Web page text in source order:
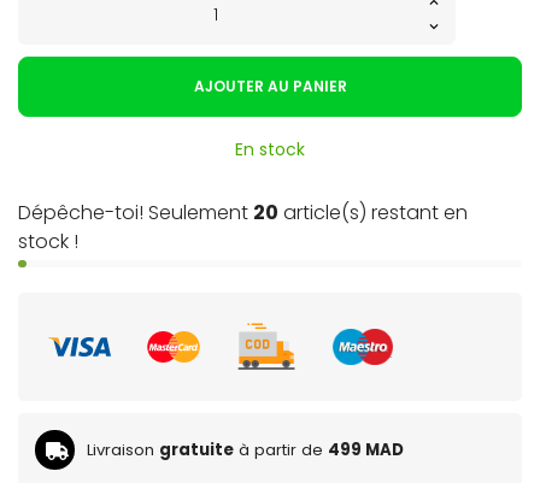
AJOUTER AU PANIER
En stock
Dépêche-toi! Seulement 20 article(s) restant en
stock !
Livraison gratuite à partir de 499 MAD